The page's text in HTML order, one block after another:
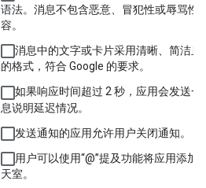
语法。消息不包含恶意、冒犯性或辱骂性
容。
消息中的文字或卡片采用清晰、简洁且
的格式，符合 Google 的要求。
如果响应时间超过 2 秒，应用会发送一
息说明延迟情况。
发送通知的应用允许用户关闭通知。
用户可以使用“@”提及功能将应用添加
天室。